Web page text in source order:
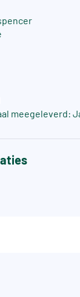
meegeleverd: